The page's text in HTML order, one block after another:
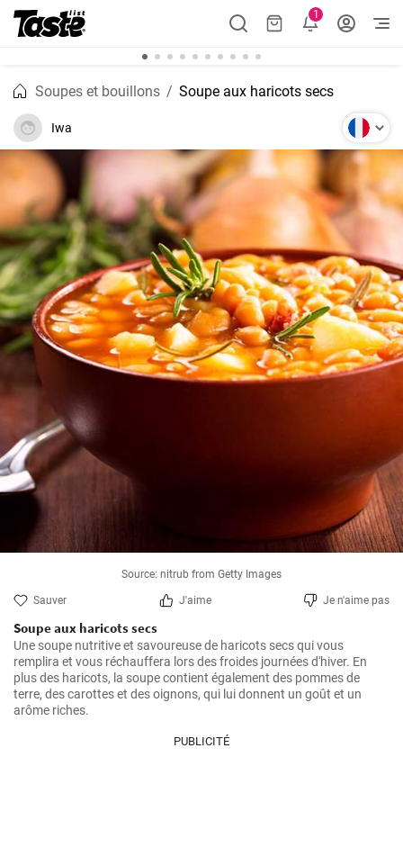
1
Soupes et bouillons Soupe aux haricots secs
Iwa
Source: nitrub from Getty Images
Sauver J'aime Je n'aime pas
Soupe aux haricots secs
Une soupe nutritive et savoureuse de haricots secs qui vous
remplira et vous réchauffera lors des froides journées d'hiver. En
plus des haricots, la soupe contient également des pommes de
terre, des carottes et des oignons, qui lui donnent un goût et un
arôme riches.
PUBLICITÉ